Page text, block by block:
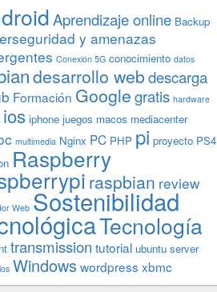
Aprendizaje online Backup
y amenazas
Conexión 5G conocimiento datos
desarrollo webdescarga
Formación Googlegratis hardware
ios iphone juegos macos mediacenter
multimedia Nginx PC PHP pi proyecto PS4
Raspberry
raspbian review
Web Sostenibilidad
Tecnología
transmission tutorial ubuntu server
Windowswordpress xbmc